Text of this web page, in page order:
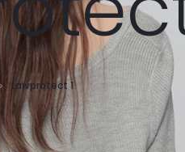
Laivprotect 1